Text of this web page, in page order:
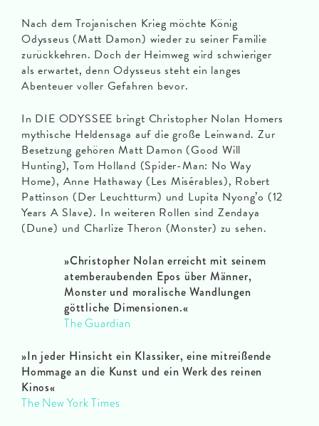
Nach dem Trojanischen Krieg möchte König
Odysseus (Matt Damon) wieder zu seiner Familie
zurückkehren. Doch der Heimweg wird schwieriger
als erwartet, denn Odysseus steht ein langes
Abenteuer voller Gefahren bevor.
In DIE ODYSSEE bringt Christopher Nolan Homers
mythische Heldensaga auf die große Leinwand. Zur
Besetzung gehören Matt Damon (Good Will
Hunting), Tom Holland (Spider-Man: No Way
Home), Anne Hathaway (Les Misérables), Robert
Pattinson (Der Leuchtturm) und Lupita Nyong’o (12
Years A Slave). In weiteren Rollen sind Zendaya
(Dune) und Charlize Theron (Monster) zu sehen.
»Christopher Nolan erreicht mit seinem
atemberaubenden Epos über Männer,
Monster und moralische Wandlungen
göttliche Dimensionen.«
The Guardian
»In jeder Hinsicht ein Klassiker, eine mitreißende
Hommage an die Kunst und ein Werk des reinen
Kinos«
The New York Times